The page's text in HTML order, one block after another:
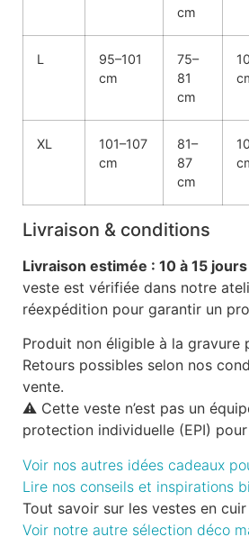
cm
L
95–101
cm
75–
81
cm
XL
101–107
cm
81–
87
cm
Livraison & conditions
Livraison estimée : 10 à 15
veste est vérifiée dans notre
réexpédition pour garantir un
Produit non éligible à la gravure
Retours possibles selon nos
vente.
⚠️ Cette veste n’est pas un
protection individuelle (EPI)
Voir nos autres idées cadeaux
Lire nos conseils et inspirations
Tout savoir sur les vestes en
Voir notre autre sélection déco